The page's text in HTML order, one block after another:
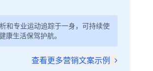
和专业运动追踪于一身，可持续使
康生活保驾护航。
查看更多营销文案示例